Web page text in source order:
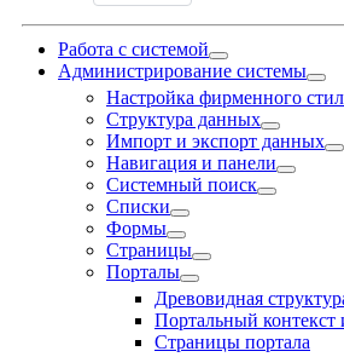
Работа с системой
Администрирование системы
Настройка фирменного
Структура данных
Импорт и экспорт данных
Навигация и панели
Системный поиск
Списки
Формы
Страницы
Порталы
Древовидная
Портальный контекст
Страницы портала